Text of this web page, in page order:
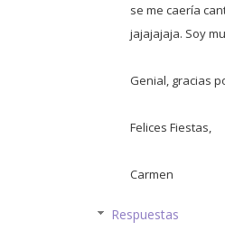
se me caería
jajajajaja. Soy
Genial, gracias
Felices Fiestas,
Carmen
Respuestas